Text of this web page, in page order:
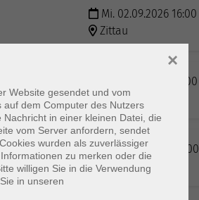
Mi. 02.09.2026 16:00
Zittau
Mi. 02.09.2026 18:00
Zittau
Do. 03.09.2026 16:00
Zittau
Website gesendet und vom
dem Computer des Nutzers
in einer kleinen Datei, die
vom Server anfordern, sendet
wurden als zuverlässiger
zu merken oder die
willigen Sie in die Verwendung
in unseren
×